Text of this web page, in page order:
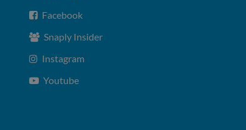
Facebook
Snaply Insider
Instagram
Youtube